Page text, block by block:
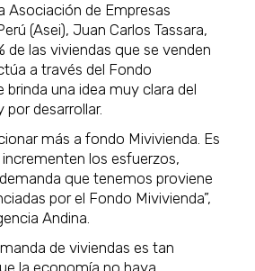
Asociación de Empresas
(Asei), Juan Carlos Tassara,
de las viviendas que se venden
a través del Fondo
brinda una idea muy clara del
desarrollar.
más a fondo Mivivienda. Es
los esfuerzos,
que tenemos proviene
por el Fondo Mivivienda”,
Andina.
de viviendas es tan